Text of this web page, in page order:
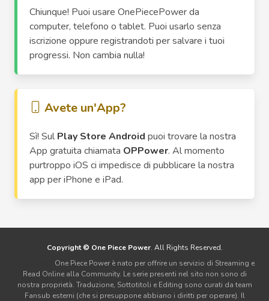
Chiunque! Puoi usare OnePiecePower da
computer, telefono o tablet. Puoi usarlo senza
iscrizione oppure registrandoti per salvare i tuoi
progressi. Non cambia nulla!
Avete un'App?
Sì! Sul Play Store Android puoi trovare la nostra
App gratuita chiamata OPPower. Al momento
purtroppo iOS ci impedisce di pubblicare la nostra
app per iPhone e iPad.
Copyright © One Piece Power. All Rights Reserved.
One Piece Power è nato per offrire un servizio di Streaming e
Read Online alla Community. Le serie presenti nel sito non sono di
nostra proprietà. Traduzione, Sottotitoli e Editing sono curati da team
Fansub esterni (che si presuppone abbiano i diritti per operare). Il